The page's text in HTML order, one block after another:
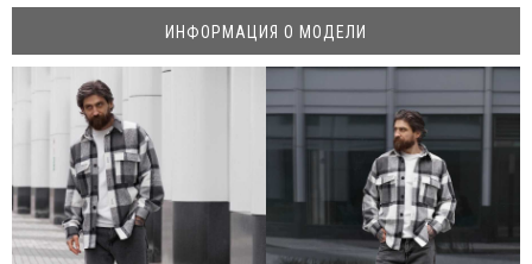
ИНФОРМАЦИЯ О МОДЕЛИ